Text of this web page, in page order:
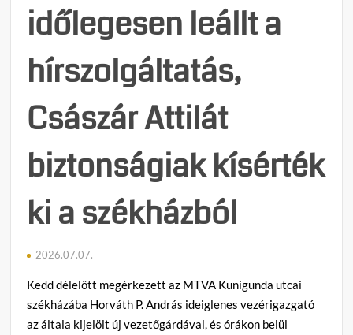
időlegesen leállt a
hírszolgáltatás,
Császár Attilát
biztonságiak kísérték
ki a székházból
2026.07.07.
Kedd délelőtt megérkezett az MTVA Kunigunda utcai
székházába Horváth P. András ideiglenes vezérigazgató
az általa kijelölt új vezetőgárdával, és órákon belül